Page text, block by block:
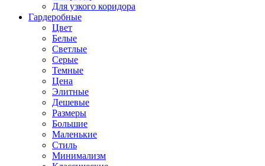
Для узкого коридора
Гардеробные
Цвет
Белые
Светлые
Серые
Темные
Цена
Элитные
Дешевые
Размеры
Большие
Маленькие
Стиль
Минимализм